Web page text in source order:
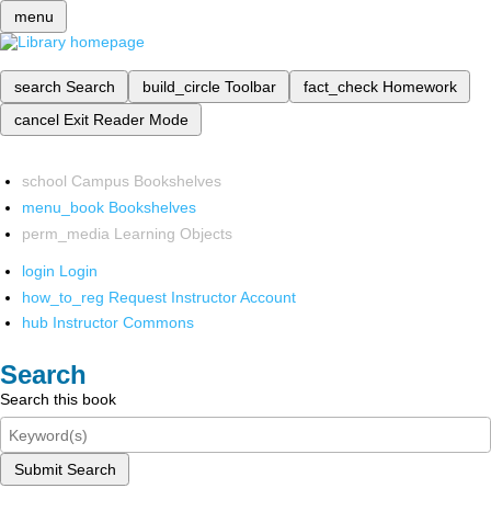
menu
search Search build_circle Toolbar fact_check Homework
cancel Exit Reader Mode
school Campus Bookshelves
menu_book Bookshelves
perm_media Learning Objects
login Login
how_to_reg Request Instructor Account
hub Instructor Commons
Search
Search this book
Submit Search